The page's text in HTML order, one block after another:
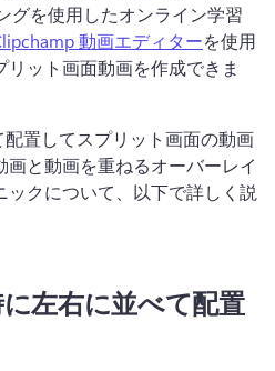
グを使用したオンライン学習
動画エディターを使用
ット画面動画を作成できま
置してスプリット画面の動画
と動画を重ねるオーバーレイ
クについて、以下で詳しく説
左右に並べて配置